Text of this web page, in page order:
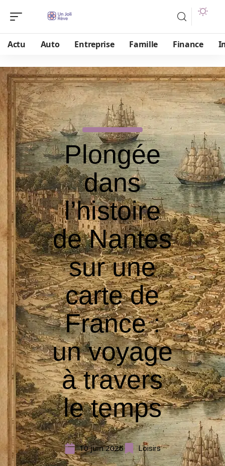
Actu Auto Entreprise Famille Finance
Plongée
dans
l’histoire
de Nantes
sur une
carte de
France :
un voyage
à travers
le temps
10 juin 2026 Loisirs